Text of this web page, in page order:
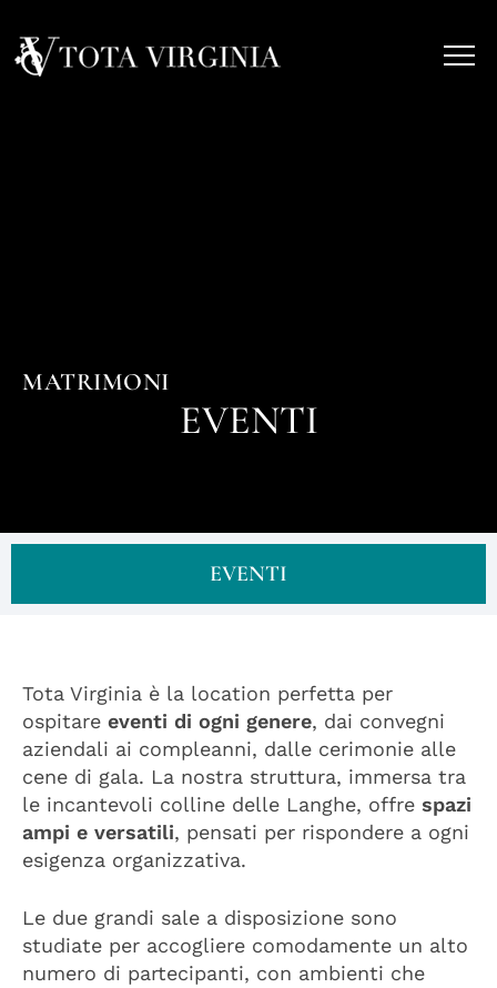
MATRIMONI
EVENTI
EVENTI
Tota Virginia è la location perfetta per
ospitare eventi di ogni genere, dai convegni
aziendali ai compleanni, dalle cerimonie alle
cene di gala. La nostra struttura, immersa tra
le incantevoli colline delle Langhe, offre spazi
ampi e versatili, pensati per rispondere a ogni
esigenza organizzativa.
Le due grandi sale a disposizione sono
studiate per accogliere comodamente un alto
numero di partecipanti, con ambienti che